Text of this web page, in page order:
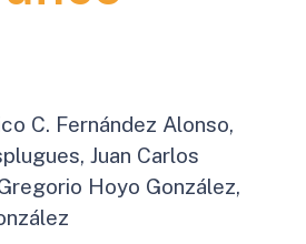
C. Fernández Alonso,
Juan Carlos
Hoyo González,